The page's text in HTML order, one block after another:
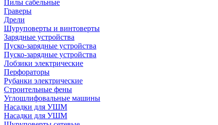
Пилы сабельные
Граверы
Дрели
Шуруповерты и винтоверты
Зарядные устройства
Пуско-зарядные устройства
Пуско-зарядные устройства
Лобзики электрические
Перфораторы
Рубанки электрические
Строительные фены
Углошлифовальные машины
Насадки для УШМ
Насадки для УШМ